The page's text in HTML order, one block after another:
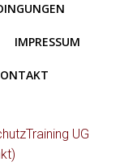
IMPRESSUM
UG